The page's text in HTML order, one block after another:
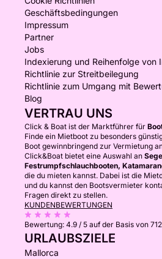
Geschäftsbedingungen
Impressum
Partner
Jobs
Indexierung und Reihenfolge von
Richtlinie zur Streitbeilegung
Richtlinie zum Umgang mit
Blog
VERTRAU UNS
Click & Boat ist der Marktführer für
Finde ein Mietboot zu besonders
Boot gewinnbringend zur Vermietung
Click&Boat bietet eine Auswahl an
Festrumpfschlauchbooten,
die du mieten kannst. Dabei ist die
und du kannst den Bootsvermieter
Fragen direkt zu stellen.
KUNDENBEWERTUNGEN
Bewertung: 4.9 / 5 auf der Basis von
URLAUBSZIELE
Mallorca